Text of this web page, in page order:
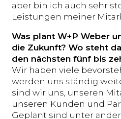
aber bin ich auch sehr
Leistungen meiner
Was plant W+P Weber
die Zukunft? Wo steht
den nächsten fünf bis
Wir haben viele
werden uns ständig
sind wir uns, unseren
unseren Kunden und
Geplant sind unter